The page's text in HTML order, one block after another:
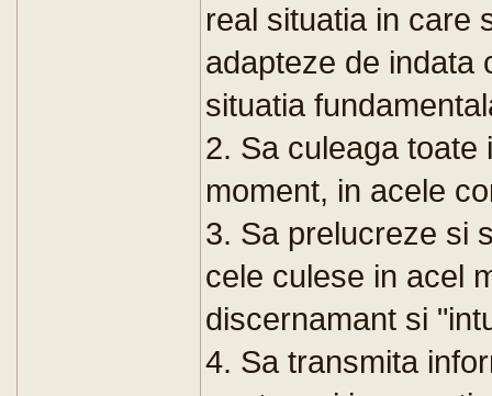
real situatia in care
adapteze de indata
situatia
2. Sa culeaga toate
moment, in acele
3. Sa prelucreze si
cele culese in acel
discernamant si
4. Sa transmita